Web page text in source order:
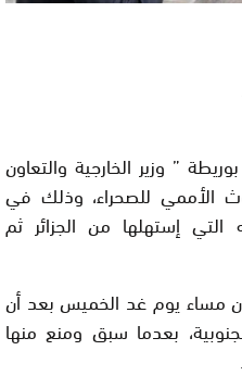
” وزير الخارجية والتعاون
الأممي للصحراء، وذلك في
إستهلها من الجزائر ثم
مساء يوم غد الخميس بعد أن
بعدما سبق ومنع منها